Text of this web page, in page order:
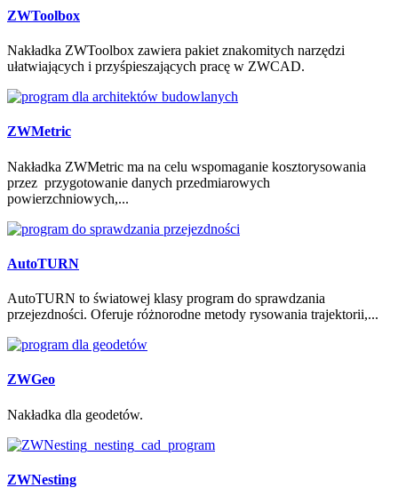
ZWToolbox
Nakładka ZWToolbox zawiera pakiet znakomitych narzędzi
ułatwiających i przyśpieszających pracę w ZWCAD.
ZWMetric
Nakładka ZWMetric ma na celu wspomaganie kosztorysowania
przez przygotowanie danych przedmiarowych
powierzchniowych,...
AutoTURN
AutoTURN to światowej klasy program do sprawdzania
przejezdności. Oferuje różnorodne metody rysowania trajektorii,...
ZWGeo
Nakładka dla geodetów.
ZWNesting